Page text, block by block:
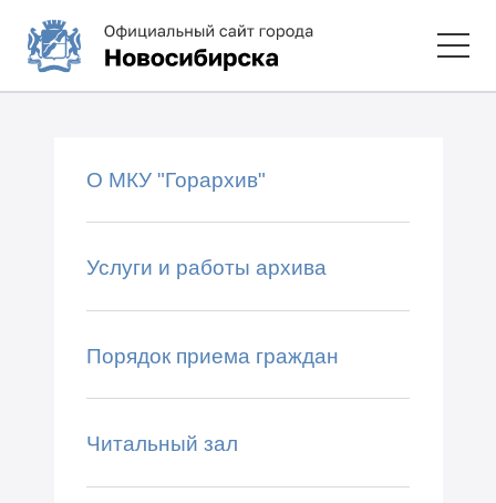
О МКУ "Горархив"
Услуги и работы архива
Порядок приема граждан
Читальный зал